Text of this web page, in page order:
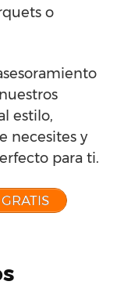
o
estilo,
necesites y
para ti.